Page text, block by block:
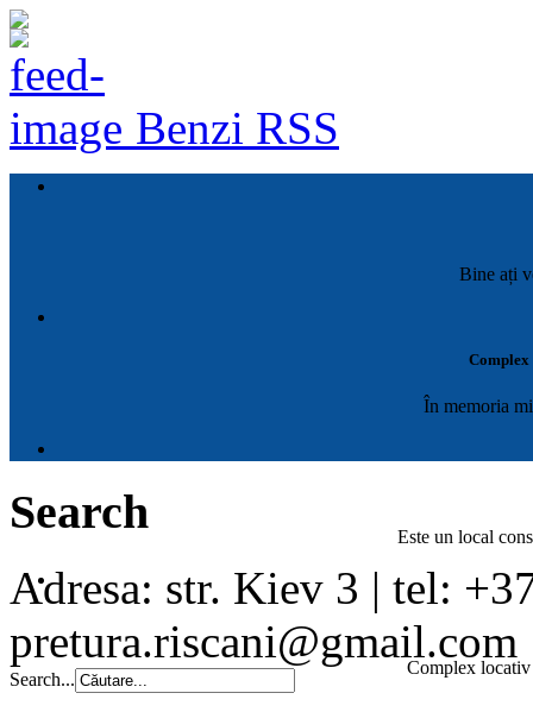
Benzi RSS
Bine ați
În memoria
Este un local
Complex
Search
Adresa: str. Kiev 3 | tel:
pretura.riscani@gmail.com
Search...